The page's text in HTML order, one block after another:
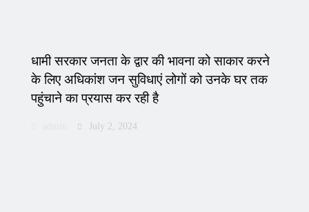
धामी सरकार जनता के द्वार की भावना को साकार करने
के लिए अधिकांश जन सुविधाएं लोगों को उनके घर तक
पहुंचाने का प्रयास कर रही है
July 2, 2024